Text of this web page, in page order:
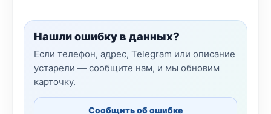
Нашли ошибку в данных?
Если телефон, адрес, Telegram или описание
устарели — сообщите нам, и мы обновим
карточку.
Сообщить об ошибке